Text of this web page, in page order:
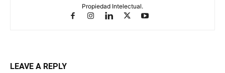
Propiedad Intelectual.
LEAVE A REPLY